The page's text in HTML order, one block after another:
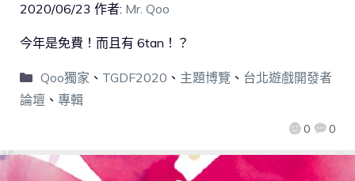
2020/06/23 作者: Mr. Qoo
0 0
今年是免費！而且有 6tan！？
Qoo獨家 、 TGDF2020 、 主題博覽 、 台北遊戲開發者
論壇 、 專輯